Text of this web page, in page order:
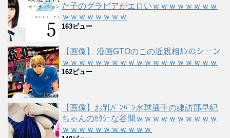
た子のグラビアがエロいｗｗｗｗｗｗｗｗ
ｗｗｗｗｗｗｗｗ
163ビュー
【画像】 漫画GTOのこの近親相ｶﾝのシーン
ｗｗｗｗｗｗｗｗｗｗｗｗｗｗｗｗｗｗｗ
162ビュー
【画像】お乳ﾊﾟﾝﾊﾟﾝ水球選手の諏訪部早紀
ちゃんのｾｸｼｰな谷間ｗｗｗｗｗｗｗｗｗｗ
ｗｗｗｗｗｗｗｗｗｗｗ